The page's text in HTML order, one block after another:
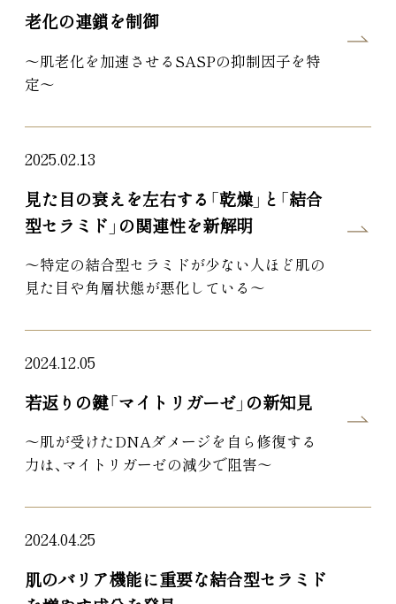
02.
研 発表
老化の連鎖を制御
～肌老化を加速させるSASPの抑制因子を特
定～
2025.02.13
見た目の衰えを左右する「乾燥」と「結合
型セラミド」の関連性を新解明
～特定の結合型セラミドが少ない人ほど肌の
見た目や角層状態が悪化している～
2024.12.05
若返りの鍵「マイトリガーゼ」の新知見
～肌が受けたDNAダメージを自ら修復する
力は、マイトリガーゼの減少で阻害～
2024.04.25
肌のバリア機能に重要な結合型セラミド